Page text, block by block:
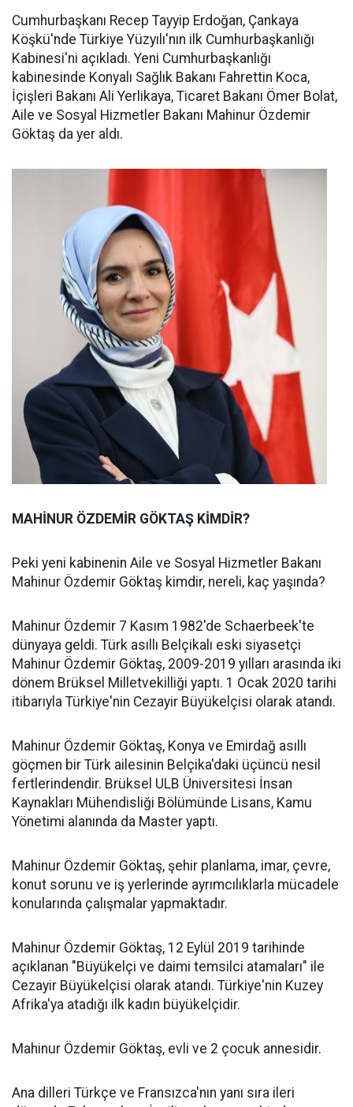
Cumhurbaşkanı Recep Tayyip Erdoğan, Çankaya
Köşkü'nde Türkiye Yüzyılı'nın ilk Cumhurbaşkanlığı
Kabinesi'ni açıkladı. Yeni Cumhurbaşkanlığı
kabinesinde Konyalı Sağlık Bakanı Fahrettin Koca,
İçişleri Bakanı Ali Yerlikaya, Ticaret Bakanı Ömer Bolat,
Aile ve Sosyal Hizmetler Bakanı Mahinur Özdemir
Göktaş da yer aldı.
MAHİNUR ÖZDEMİR GÖKTAŞ KİMDİR?
Peki yeni kabinenin Aile ve Sosyal Hizmetler Bakanı
Mahinur Özdemir Göktaş kimdir, nereli, kaç yaşında?
Mahinur Özdemir 7 Kasım 1982'de Schaerbeek'te
dünyaya geldi. Türk asıllı Belçikalı eski siyasetçi
Mahinur Özdemir Göktaş, 2009-2019 yılları arasında iki
dönem Brüksel Milletvekilliği yaptı. 1 Ocak 2020 tarihi
itibarıyla Türkiye'nin Cezayir Büyükelçisi olarak atandı.
Mahinur Özdemir Göktaş, Konya ve Emirdağ asıllı
göçmen bir Türk ailesinin Belçika'daki üçüncü nesil
fertlerindendir. Brüksel ULB Üniversitesi İnsan
Kaynakları Mühendisliği Bölümünde Lisans, Kamu
Yönetimi alanında da Master yaptı.
Mahinur Özdemir Göktaş, şehir planlama, imar, çevre,
konut sorunu ve iş yerlerinde ayrımcılıklarla mücadele
konularında çalışmalar yapmaktadır.
Mahinur Özdemir Göktaş, 12 Eylül 2019 tarihinde
açıklanan "Büyükelçi ve daimi temsilci atamaları" ile
Cezayir Büyükelçisi olarak atandı. Türkiye'nin Kuzey
Afrika'ya atadığı ilk kadın büyükelçidir.
Mahinur Özdemir Göktaş, evli ve 2 çocuk annesidir.
Ana dilleri Türkçe ve Fransızca'nın yanı sıra ileri